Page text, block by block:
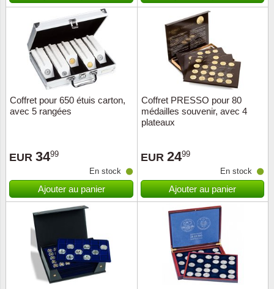
Coffret pour 650 étuis carton,
avec 5 rangées
EUR 3499
En stock
Ajouter au panier
Coffret PRESSO pour 80
médailles souvenir, avec 4
plateaux
EUR 2499
En stock
Ajouter au panier
Love
Année
Chine
Chypre